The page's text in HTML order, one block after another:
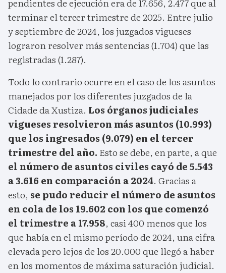
pendientes de ejecución era de 17.656, 2.477 que al
terminar el tercer trimestre de 2025. Entre julio
y septiembre de 2024, los juzgados vigueses
lograron resolver más sentencias (1.704) que las
registradas (1.287).
Todo lo contrario ocurre en el caso de los asuntos
manejados por los diferentes juzgados de la
Cidade da Xustiza. Los órganos judiciales
vigueses resolvieron más asuntos (10.993)
que los ingresados (9.079) en el tercer
trimestre del año. Esto se debe, en parte, a que
el número de asuntos civiles cayó de 5.543
a 3.616 en comparación a 2024. Gracias a
esto, se pudo reducir el número de asuntos
en cola de los 19.602 con los que comenzó
el trimestre a 17.958, casi 400 menos que los
que había en el mismo período de 2024, una cifra
elevada pero lejos de los 20.000 que llegó a haber
en los momentos de máxima saturación judicial.